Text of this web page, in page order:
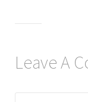
Leave A